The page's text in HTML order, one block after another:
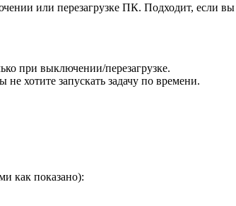
или перезагрузке ПК. Подходит, если
при выключении/перезагрузке.
хотите запускать задачу по времени.
как показано):